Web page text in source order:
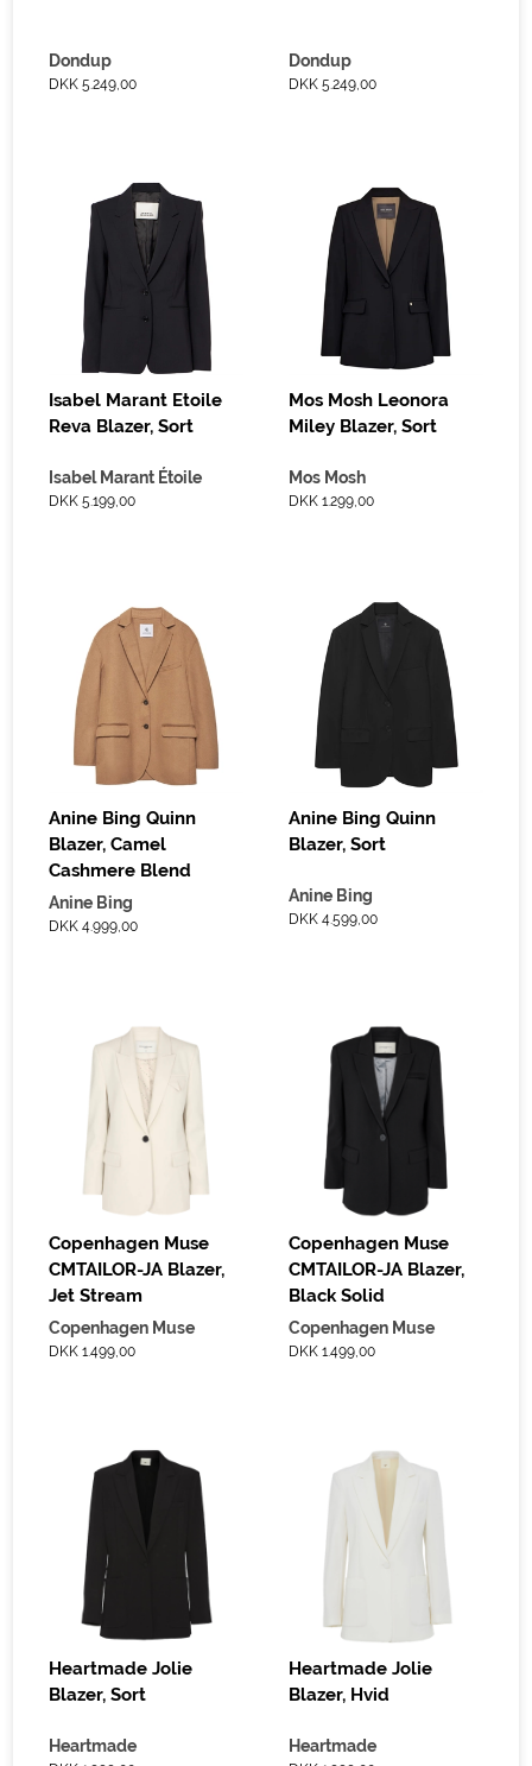
Dondup
DKK 5.249,00
Dondup
DKK 5.249,00
Isabel Marant Etoile
Reva Blazer, Sort
Isabel Marant Étoile
DKK 5.199,00
Mos Mosh Leonora
Miley Blazer, Sort
Mos Mosh
DKK 1.299,00
Anine Bing Quinn
Blazer, Camel
Cashmere Blend
Anine Bing
DKK 4.999,00
Anine Bing Quinn
Blazer, Sort
Anine Bing
DKK 4.599,00
Copenhagen Muse
CMTAILOR-JA Blazer,
Jet Stream
Copenhagen Muse
DKK 1.499,00
Copenhagen Muse
CMTAILOR-JA Blazer,
Black Solid
Copenhagen Muse
DKK 1.499,00
Heartmade Jolie
Blazer, Sort
Heartmade
Heartmade Jolie
Blazer, Hvid
Heartmade